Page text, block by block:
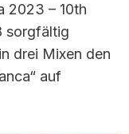
2023 – 10th
sorgfältig
drei Mixen den
auf